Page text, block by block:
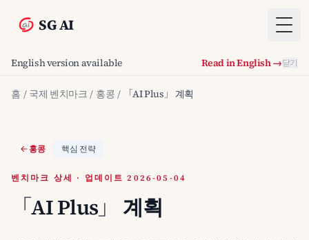
SG AI
English version available Read in English →닫기
홈 / 국제 벤치마크 / 홍콩 / 「AI Plus」 계획
홍콩 핵심 전략
벤치마크 상세 · 업데이트 2026-05-04
「AI Plus」 계획